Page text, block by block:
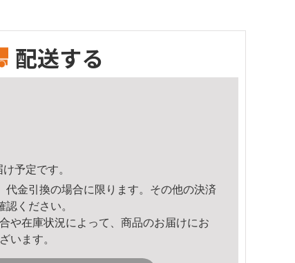
配送する
予定です。
代金引換の場合に限ります。その他の決済
認ください。
や在庫状況によって、商品のお届けにお
います。